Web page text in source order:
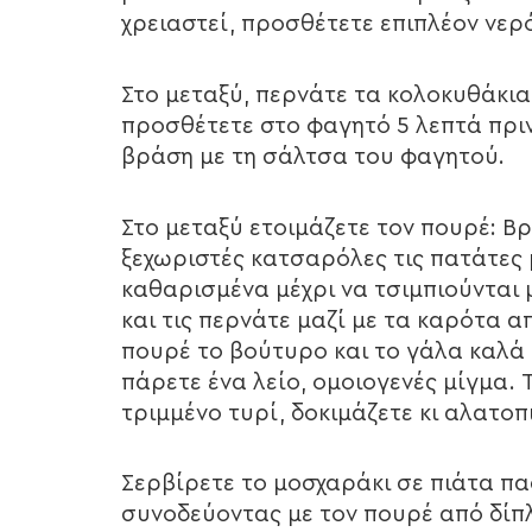
χρειαστεί, προσθέτετε επιπλέον
Στο μεταξύ, περνάτε τα
προσθέτετε στο φαγητό 5 λεπτά
βράση με τη σάλτσα του φαγητού.
Στο μεταξύ ετοιμάζετε τον πουρέ:
ξεχωριστές κατσαρόλες τις
καθαρισμένα μέχρι να τσιμπιούνται
και τις περνάτε μαζί με τα καρότα
πουρέ το βούτυρο και το γάλα καλά
πάρετε ένα λείο, ομοιογενές
τριμμένο τυρί, δοκιμάζετε κι
Σερβίρετε το μοσχαράκι σε πιάτα
συνοδεύοντας με τον πουρέ από